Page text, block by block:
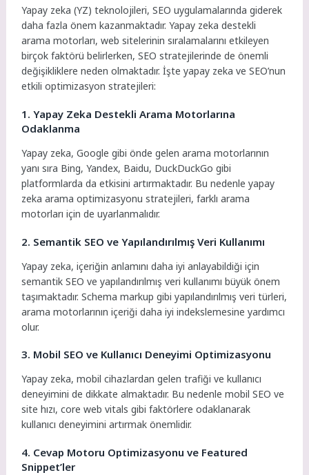
Yapay zeka (YZ) teknolojileri, SEO uygulamalarında giderek
daha fazla önem kazanmaktadır. Yapay zeka destekli
arama motorları, web sitelerinin sıralamalarını etkileyen
birçok faktörü belirlerken, SEO stratejilerinde de önemli
değişikliklere neden olmaktadır. İşte yapay zeka ve SEO’nun
etkili optimizasyon stratejileri:
1. Yapay Zeka Destekli Arama Motorlarına
Odaklanma
Yapay zeka, Google gibi önde gelen arama motorlarının
yanı sıra Bing, Yandex, Baidu, DuckDuckGo gibi
platformlarda da etkisini artırmaktadır. Bu nedenle yapay
zeka arama optimizasyonu stratejileri, farklı arama
motorları için de uyarlanmalıdır.
2. Semantik SEO ve Yapılandırılmış Veri Kullanımı
Yapay zeka, içeriğin anlamını daha iyi anlayabildiği için
semantik SEO ve yapılandırılmış veri kullanımı büyük önem
taşımaktadır. Schema markup gibi yapılandırılmış veri türleri,
arama motorlarının içeriği daha iyi indekslemesine yardımcı
olur.
3. Mobil SEO ve Kullanıcı Deneyimi Optimizasyonu
Yapay zeka, mobil cihazlardan gelen trafiği ve kullanıcı
deneyimini de dikkate almaktadır. Bu nedenle mobil SEO ve
site hızı, core web vitals gibi faktörlere odaklanarak
kullanıcı deneyimini artırmak önemlidir.
4. Cevap Motoru Optimizasyonu ve Featured
Snippet’ler